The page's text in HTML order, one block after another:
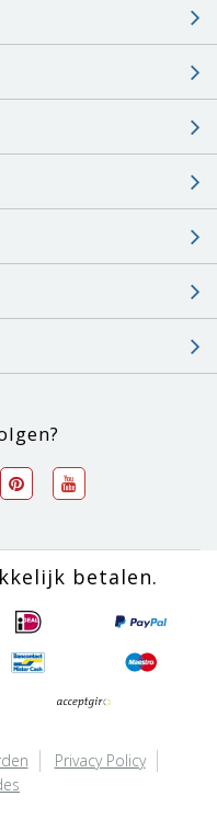
betalen.
Privacy Policy